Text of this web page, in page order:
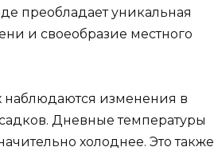
преобладает уникальная
и своеобразие местного
изменения в
Дневные температуры
холоднее. Это также